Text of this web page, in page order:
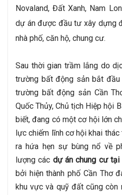
Novaland, Đất Xanh, Nam
dự án được đầu tư xây dựng
nhà phố, căn hộ, chung cư.
Sau thời gian trầm lắng do
trường bất động sản bắt
trường bất động sản Cần
Quốc Thủy, Chủ tịch Hiệp hội
biết, đang có một cơ hội lớn
lực chiếm lĩnh cơ hội khai
ra hứa hẹn sự bùng nổ về
lượng các dự án chung cư tại
bởi hiện thành phố Cần Thơ
khu vực và quỹ đất cũng còn